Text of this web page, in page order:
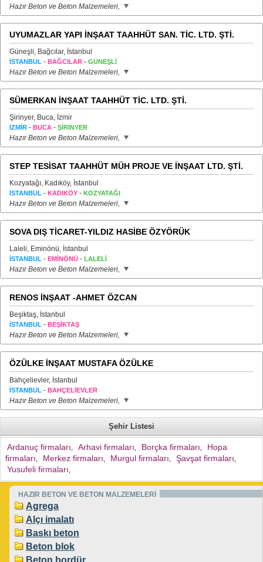
Hazır Beton ve Beton Malzemeleri,
UYUMAZLAR YAPI İNŞAAT TAAHHÜT SAN. TİC. LTD. ŞTİ.
Güneşli, Bağcılar, İstanbul
İSTANBUL - BAĞCILAR - GÜNEŞLİ
Hazır Beton ve Beton Malzemeleri,
SÜMERKAN İNŞAAT TAAHHÜT TİC. LTD. ŞTİ.
Şirinyer, Buca, İzmir
İZMİR - BUCA - ŞİRİNYER
Hazır Beton ve Beton Malzemeleri,
STEP TESİSAT TAAHHÜT MÜH PROJE VE İNŞAAT LTD. ŞTİ.
Kozyatağı, Kadıköy, İstanbul
İSTANBUL - KADIKÖY - KOZYATAĞI
Hazır Beton ve Beton Malzemeleri,
SOVA DIŞ TİCARET-YILDIZ HASİBE ÖZYÖRÜK
Laleli, Eminönü, İstanbul
İSTANBUL - EMİNÖNÜ - LALELİ
Hazır Beton ve Beton Malzemeleri,
RENOS İNŞAAT -AHMET ÖZCAN
Beşiktaş, İstanbul
İSTANBUL - BEŞİKTAŞ
Hazır Beton ve Beton Malzemeleri,
ÖZÜLKE İNŞAAT MUSTAFA ÖZÜLKE
Bahçelievler, İstanbul
İSTANBUL - BAHÇELİEVLER
Hazır Beton ve Beton Malzemeleri,
Şehir Listesi
Ardanuç firmaları Arhavi firmaları Borçka firmaları
Hopa
firmaları
Merkez firmaları Murgul firmaları Şavşat firmaları
Yusufeli firmaları
HAZIR BETON VE BETON MALZEMELERİ
Agrega
Alçı imalatı
Baskı beton
Beton blok
Beton bordür